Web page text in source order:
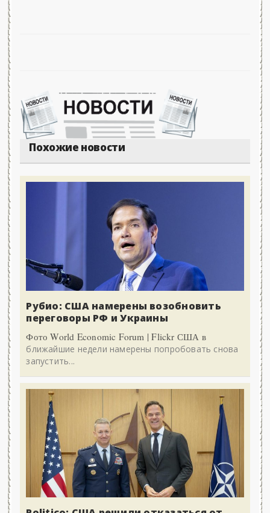
Похожие новости
Рубио: США намерены возобновить
переговоры РФ и Украины
Фото World Economic Forum | Flickr США в
ближайшие недели намерены попробовать снова
запустить...